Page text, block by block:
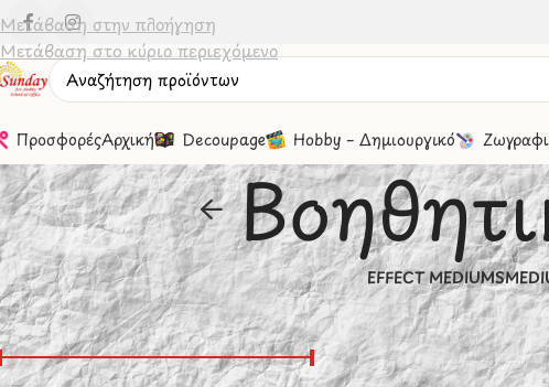
Μετάβαση στην πλοήγηση
Μετάβαση στο κύριο περιεχόμενο
ΠροσφορέςΑρχική Decoupage Hobby – Δημιουργικό
EFFECT MEDIUMS
Φιλτράσισμα Βάσει Τιμής Αρχική σελίδα/
Εμφάνιση 20 30